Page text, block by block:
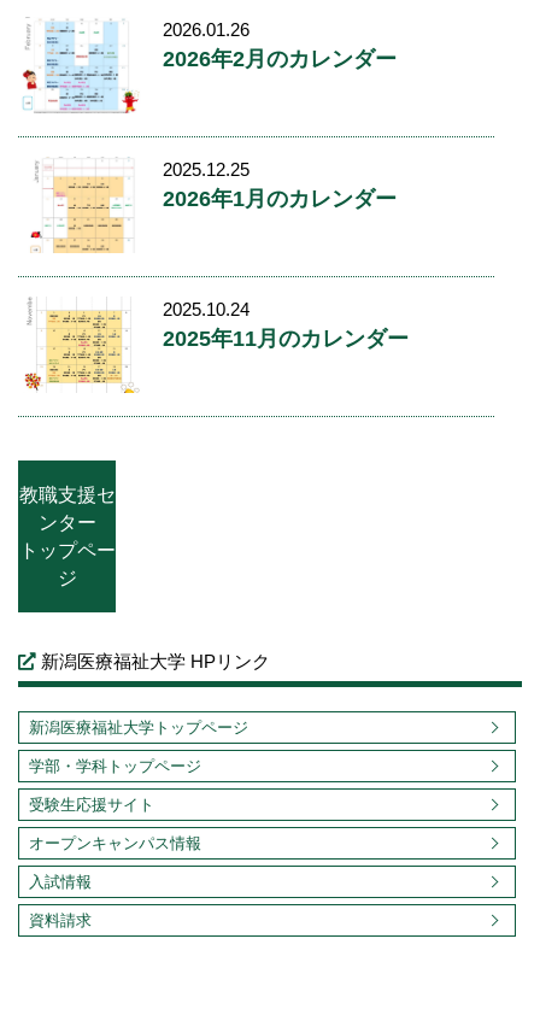
2026.01.26
2026年2月のカレンダー
2025.12.25
2026年1月のカレンダー
2025.10.24
2025年11月のカレンダー
教職支援セ
ンター
トップペー
ジ
新潟医療福祉大学 HPリンク
新潟医療福祉大学トップページ
学部・学科トップページ
受験生応援サイト
オープンキャンパス情報
入試情報
資料請求